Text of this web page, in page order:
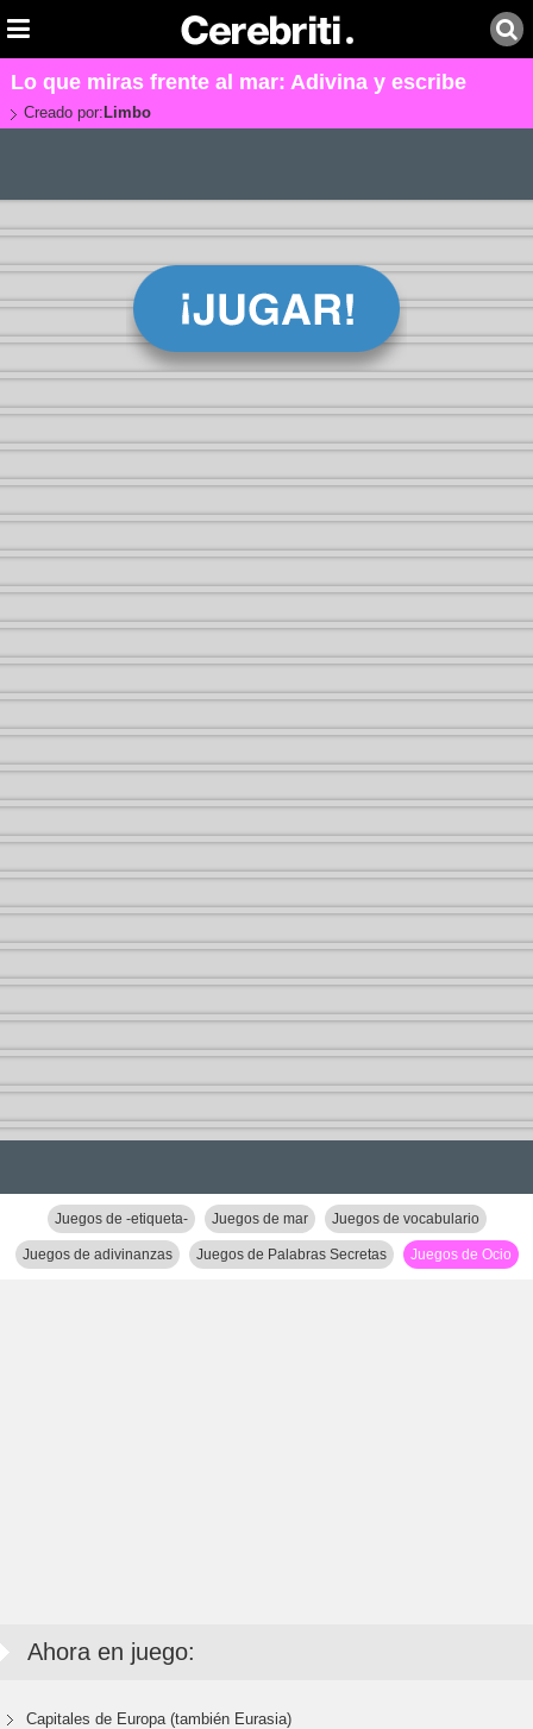
Lo que miras frente al mar: Adivina y escribe
Creado por: Limbo
Juegos de -etiqueta- Juegos de mar Juegos de vocabulario
Juegos de adivinanzas Juegos de Palabras Secretas Juegos de Ocio
Ahora en juego:
Capitales de Europa (también Eurasia)